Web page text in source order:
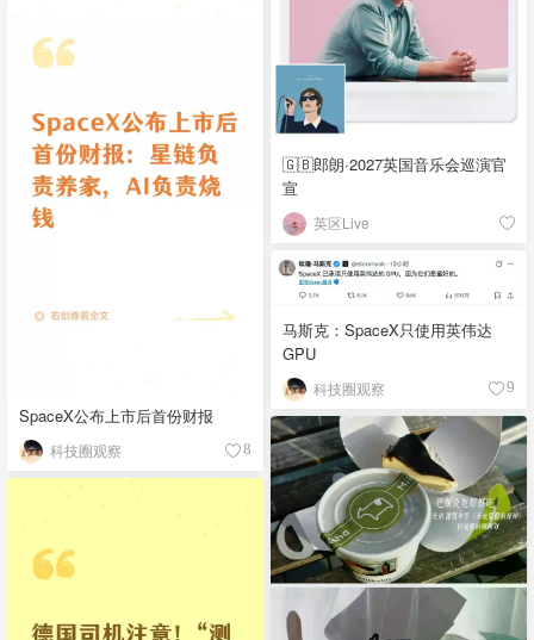
🇬🇧郎朗·2027英国音乐会巡演官
宣
英区Live
SpaceX公布上市后首份财报
科技圈观察 8
马斯克：SpaceX只使用英伟达
GPU
科技圈观察 9